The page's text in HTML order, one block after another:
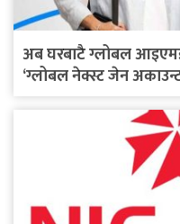
अब घरबाटै ग्लोबल
‘ग्लोबल नेक्स्ट जेन